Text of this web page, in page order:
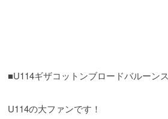
■U114ギザコットンブロードバルーン
U114の大ファンです！